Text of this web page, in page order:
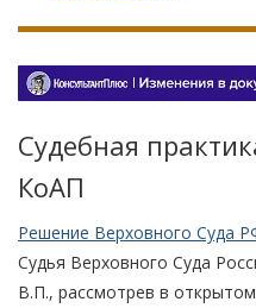
Судебная
КоАП
Решение Верховного Суда
Судья Верховного Суда
В.П., рассмотрев в